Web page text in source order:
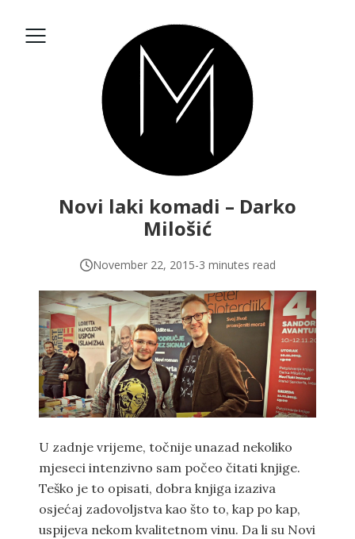
Novi laki komadi – Darko
Milošić
November 22, 2015-3 minutes read
U zadnje vrijeme, točnije unazad nekoliko
mjeseci intenzivno sam počeo čitati knjige.
Teško je to opisati, dobra knjiga izaziva
osjećaj zadovoljstva kao što to, kap po kap,
uspijeva nekom kvalitetnom vinu. Da li su Novi